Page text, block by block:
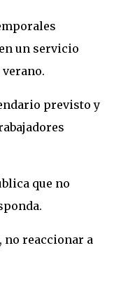
un servicio
previsto y
que no
no reaccionar a